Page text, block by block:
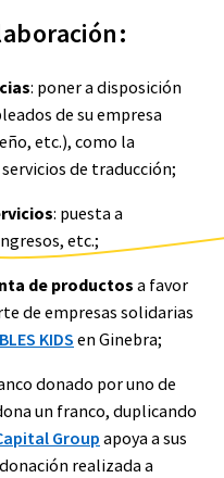
: poner a disposición
de su empresa
etc.), como la
de traducción;
: puesta a
etc.;
de productos a favor
de empresas solidarias
KIDSen Ginebra;
donado por uno de
un franco, duplicando
Group apoya a sus
realizada a